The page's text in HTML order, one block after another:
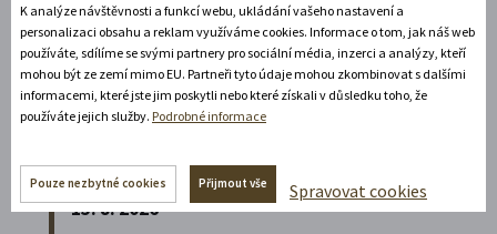
působivém večerním hávu. Obětní stůl dýchá
světlem, paprsky laserového kříže protínají
klenby a chrám ožívá instalacemi současného
umění.
15. 8. 2026
K analýze návštěvnosti a funkcí webu, ukládání vašeho nastavení a
personalizaci obsahu a reklam využíváme cookies. Informace o tom, jak náš web
používáte, sdílíme se svými partnery pro sociální média, inzerci a analýzy, kteří
mohou být ze zemí mimo EU. Partneři tyto údaje mohou zkombinovat s dalšími
informacemi, které jste jim poskytli nebo které získali v důsledku toho, že
používáte jejich služby. Podrobné informace
Pouze nezbytné cookies Přijmout vše Spravovat cookies